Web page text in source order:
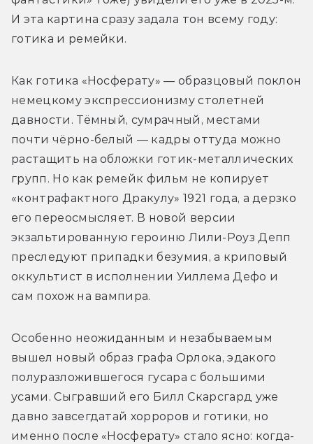
И эта картина сразу задала тон всему году:
готика и ремейки.
Как готика «Носферату» — образцовый поклон
немецкому экспрессионизму столетней
давности. Тёмный, сумрачный, местами
почти чёрно-белый — кадры оттуда можно
растащить на обложки готик-металлических
групп. Но как ремейк фильм не копирует
«контрафактного Дракулу» 1921 года, а дерзко
его переосмысляет. В новой версии
экзальтированную героиню Лили-Роуз Депп
преследуют припадки безумия, а криповый
оккультист в исполнении Уиллема Дефо и
сам похож на вампира.
Особенно неожиданным и незабываемым
вышел новый образ графа Орлока, эдакого
полуразложившегося гусара с большими
усами. Сыгравший его Билл Скарсгард уже
давно завсегдатай хорроров и готики, но
именно после «Носферату» стало ясно: когда-